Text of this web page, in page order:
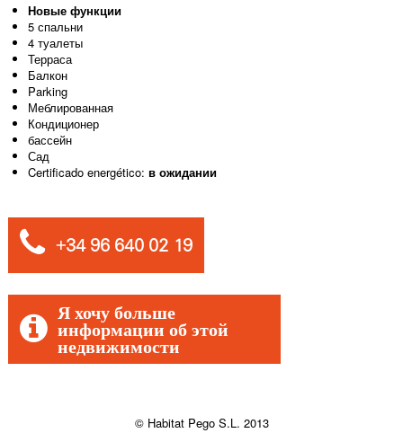
Новые функции
5 спальни
4 туалеты
Терраса
Балкон
Parking
Меблированная
Кондиционер
бассейн
Сад
Certificado energético:в ожидании
+34 96 640 02 19
Я хочу больше
информации об этой
недвижимости
© Habitat Pego S.L. 2013